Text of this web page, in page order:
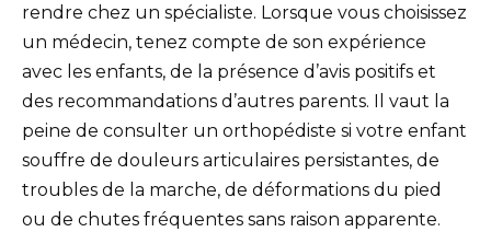
rendre chez un spécialiste. Lorsque vous choisissez
un médecin, tenez compte de son expérience
avec les enfants, de la présence d’avis positifs et
des recommandations d’autres parents. Il vaut la
peine de consulter un orthopédiste si votre enfant
souffre de douleurs articulaires persistantes, de
troubles de la marche, de déformations du pied
ou de chutes fréquentes sans raison apparente.